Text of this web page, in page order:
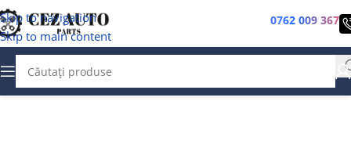
Skip to navigation
Skip to main content
0762 009 367